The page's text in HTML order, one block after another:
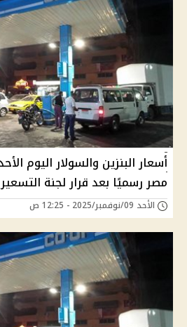
مصر رسميًا بعد قرار لجنة التسعير
الأحد 09/نوفمبر/2025 - 12:25 ص